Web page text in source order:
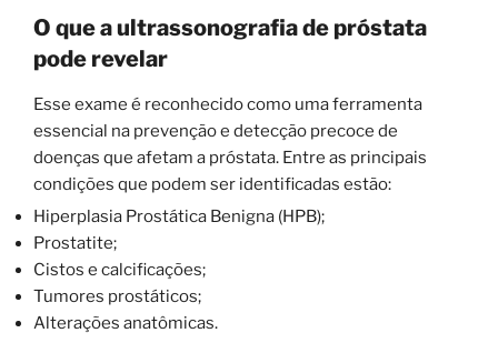
O que a ultrassonografia de próstata
pode revelar
Esse exame é reconhecido como uma ferramenta
essencial na prevenção e detecção precoce de
doenças que afetam a próstata. Entre as principais
condições que podem ser identificadas estão:
Hiperplasia Prostática Benigna (HPB);
Prostatite;
Cistos e calcificações;
Tumores prostáticos;
Alterações anatômicas.